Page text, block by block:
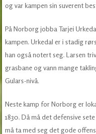
og var kampen sin suverent
På Norborg jobba Tarjei
kampen. Urkedal er i stadig
han også notert seg. Larsen
grasbane og vann mange
Gulars-nivå.
Neste kamp for Norborg er
1830. Då må det defensive
må ta med seg det gode